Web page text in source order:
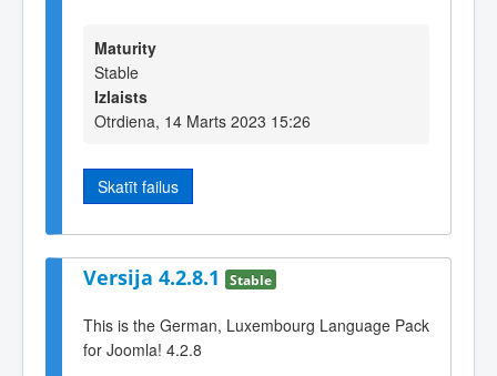
Maturity
Stable
Izlaists
Otrdiena, 14 Marts 2023 15:26
Skatīt failus
Versija 4.2.8.1 Stable
This is the German, Luxembourg Language Pack
for Joomla! 4.2.8